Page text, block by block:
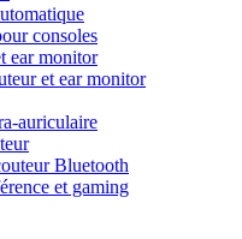
consoles
ear monitor
et ear monitor
auriculaire
Bluetooth
et gaming